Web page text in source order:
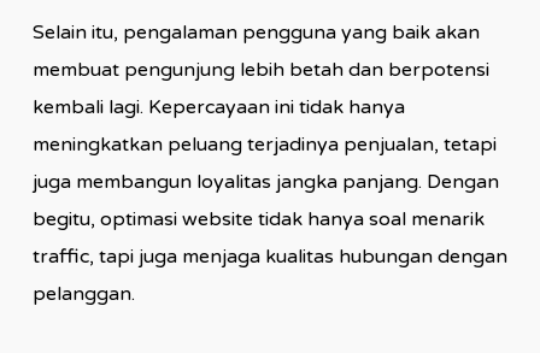
Selain itu, pengalaman pengguna yang baik akan
membuat pengunjung lebih betah dan berpotensi
kembali lagi. Kepercayaan ini tidak hanya
meningkatkan peluang terjadinya penjualan, tetapi
juga membangun loyalitas jangka panjang. Dengan
begitu, optimasi website tidak hanya soal menarik
traffic, tapi juga menjaga kualitas hubungan dengan
pelanggan.